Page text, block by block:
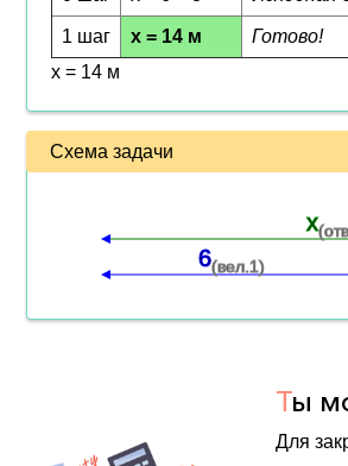
1 шаг x = 14 м
Готово!
x = 14 м
Схема задачи
x
6(вел.1)
Ты
Для